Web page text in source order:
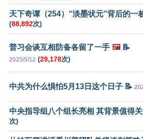
天下奇谭（254）“淡墨状元”背后的一
(88,892次)
普习会谈互相防备各留了一手 🖼️📝
2025/5/12 (29,178次)
中共为什么惧怕5月13日这个日子 📝
中央指导组八个组长亮相 其背景值得
次)